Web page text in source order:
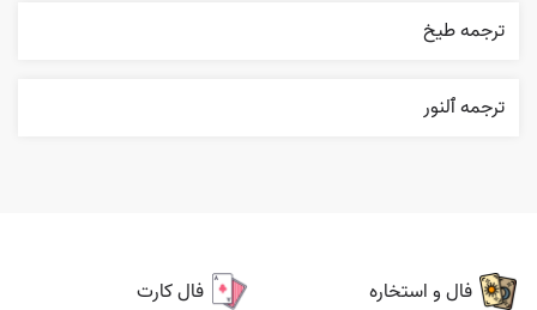
ترجمه طيخ
ترجمه ٱلنور
فال و استخاره فال کارت